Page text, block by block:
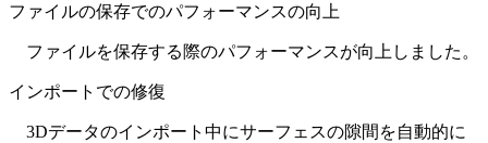
ファイルの保存でのパフォーマンスの向上
ファイルを保存する際のパフォーマンスが向上しました。
インポートでの修復
3Dデータのインポート中にサーフェスの隙間を自動的に